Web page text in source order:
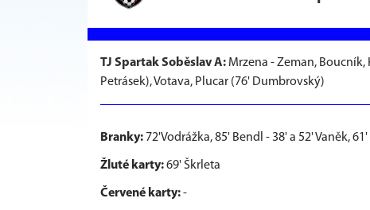
TJ Spartak Soběslav A: Mrzena - Zeman, Boucník,
Petrásek), Votava, Plucar (76' Dumbrovský)
Branky: 72'Vodrážka, 85' Bendl - 38' a 52' Vaněk,
Žluté karty:69' Škrleta
Červené karty:-